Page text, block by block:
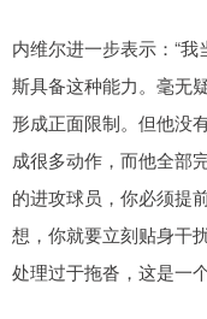
内维尔进一步表示：“
斯具备这种能力。毫无
形成正面限制。但他没
成很多动作，而他全部
的进攻球员，你必须提
想，你就要立刻贴身干
处理过于拖沓，这是一